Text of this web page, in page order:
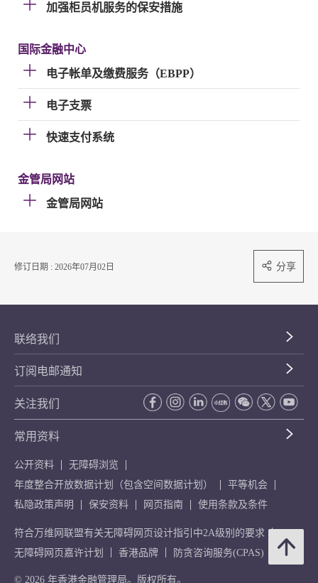
加强柜员机服务的保安措施
国际金融中心
电子帐单及缴费服务（EBPP）
电子支票
快速支付系统
金管局网站
金管局网站
修订日期 : 2026年07月02日 分享
联络我们
订阅电邮通知
关注我们
常用资料
公开资料
无障碍浏览
年度整合开放数据计划（包含空间数据计划）
平等机会
私隐政策声明
保安资料 网页指南 使用条款及条件
符合万维网联盟有关无障碍网页设计指引中2A级别的要求
无障碍网页嘉许计划
香港品牌 防贪咨询服务(CPAS)
© 2026 年香港金融管理局。版权所有。